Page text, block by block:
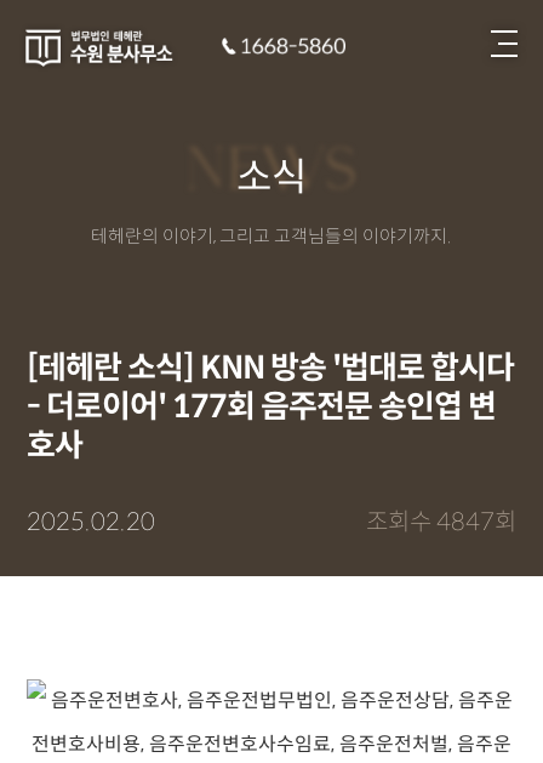
NEWS
소식
테헤란의 이야기, 그리고 고객님들의 이야기까지.
[테헤란 소식] KNN 방송 '법대로 합시다
- 더로이어' 177회 음주전문 송인엽 변
호사
2025.02.20 조회수 4847회